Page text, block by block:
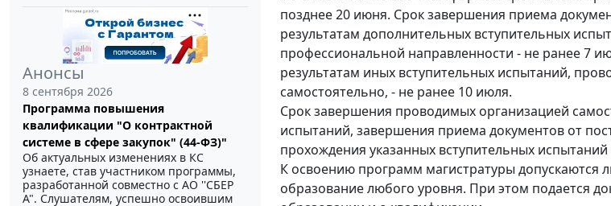
Анонсы
8 сентября 2026
Программа повышения
квалификации "О контрактной
системе в сфере закупок" (44-ФЗ)"
Об актуальных изменениях в КС
узнаете, став участником программы,
разработанной совместно с АО ''СБЕР
А". Слушателям, успешно освоившим
позднее 20 июня. Срок завершения приема
результатам дополнительных вступительных
профессиональной направленности - не ранее 7
результатам иных вступительных испытаний,
самостоятельно, - не ранее 10 июля.
Срок завершения проводимых организацией
испытаний, завершения приема документов от
прохождения указанных вступительных
К освоению программ магистратуры
образование любого уровня. При этом подается